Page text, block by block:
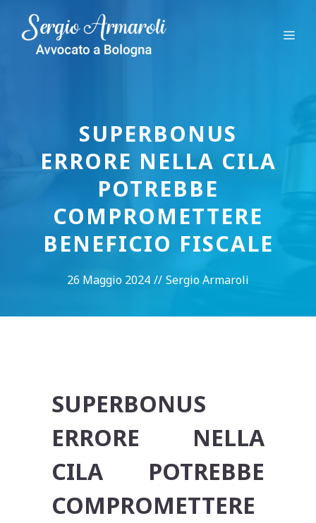
contenuto
SUPERBONUS
ERRORE NELLA CILA
POTREBBE
COMPROMETTERE
BENEFICIO FISCALE
26 Maggio 2024 // Sergio Armaroli
SUPERBONUS
ERRORE NELLA
CILA POTREBBE
COMPROMETTERE